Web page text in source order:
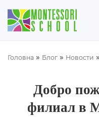
Головна » Блог » Новости »
Добро
филиал в